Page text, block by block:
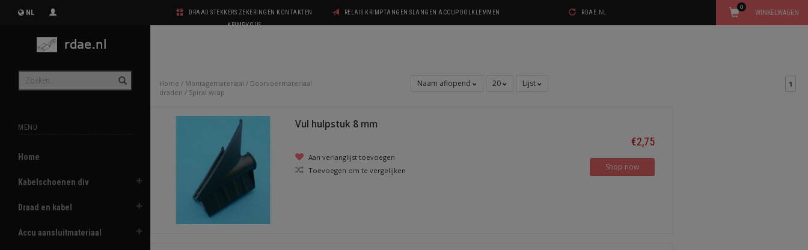
NL
DRAAD STEKKERS ZEKERINGEN KONTAKTEN
KRIMPKOUS
RELAIS KRIMPTANGEN SLANGEN ACCUPOOLKLEMMEN RDAE.NL WINKELWAGEN
0
MENU
Home
Kabelschoenen div
Draad en kabel
Accu aansluitmateriaal
Home / Montagemateriaal / Doorvoermateriaal
draden / Spiral wrap
Naam aflopend 20 Lijst 1
Vul hulpstuk 8 mm
Aan verlanglijst toevoegen
Toevoegen om te vergelijken
€2,75
Shop now